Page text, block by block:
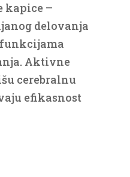
kapice –
delovanja
Aktivne
cerebralnu
efikasnost